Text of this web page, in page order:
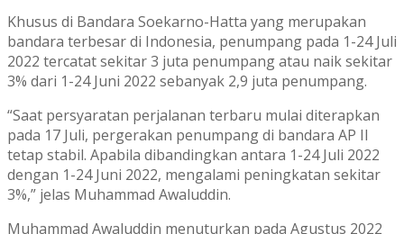
Khusus di Bandara Soekarno-Hatta yang merupakan
bandara terbesar di Indonesia, penumpang pada 1-24 Juli
2022 tercatat sekitar 3 juta penumpang atau naik sekitar
3% dari 1-24 Juni 2022 sebanyak 2,9 juta penumpang.
“Saat persyaratan perjalanan terbaru mulai diterapkan
pada 17 Juli, pergerakan penumpang di bandara AP II
tetap stabil. Apabila dibandingkan antara 1-24 Juli 2022
dengan 1-24 Juni 2022, mengalami peningkatan sekitar
3%,” jelas Muhammad Awaluddin.
Muhammad Awaluddin menuturkan pada Agustus 2022